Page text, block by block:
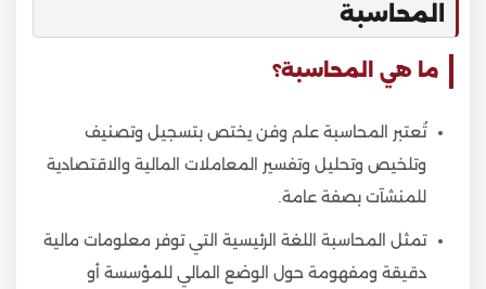
المحاسبة
ما هي المحاسبة؟
تُعتبر المحاسبة علم وفن يختص بتسجيل وتصنيف
وتلخيص وتحليل وتفسير المعاملات المالية والاقتصادية
للمنشآت بصفة عامة.
تمثل المحاسبة اللغة الرئيسية التي توفر معلومات مالية
دقيقة ومفهومة حول الوضع المالي للمؤسسة أو